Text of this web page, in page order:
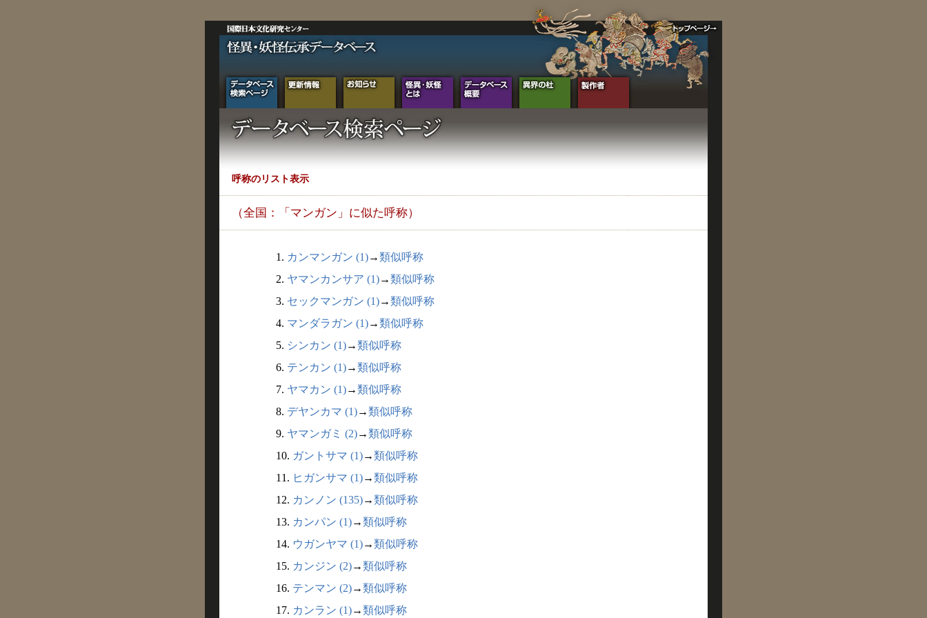
呼称のリスト表示
（全国：「マンガン」に似た呼称）
1. カンマンガン (1)→類似呼称
2. ヤマンカンサア (1)→類似呼称
3. セックマンガン (1)→類似呼称
4. マンダラガン (1)→類似呼称
5. シンカン (1)→類似呼称
6. テンカン (1)→類似呼称
7. ヤマカン (1)→類似呼称
8. デヤンカマ (1)→類似呼称
9. ヤマンガミ (2)→類似呼称
10. ガントサマ (1)→類似呼称
11. ヒガンサマ (1)→類似呼称
12. カンノン (135)→類似呼称
13. カンパン (1)→類似呼称
14. ウガンヤマ (1)→類似呼称
15. カンジン (2)→類似呼称
16. テンマン (2)→類似呼称
17. カンラン (1)→類似呼称